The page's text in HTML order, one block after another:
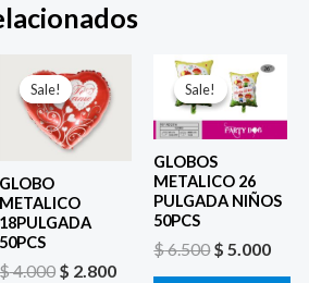
Sale!
Sale!
GLOBO
METALICO
18PULGADA
50PCS
4.000
precio
original
era:
$ 4.000.
$ 2.800
$ 2.800.
Sale!
Sale!
GLOBOS
METALICO 26
PULGADA NIÑOS
50PCS
$6.500
El
precio
original
era:
$ 6.500.
$ 5.000
El